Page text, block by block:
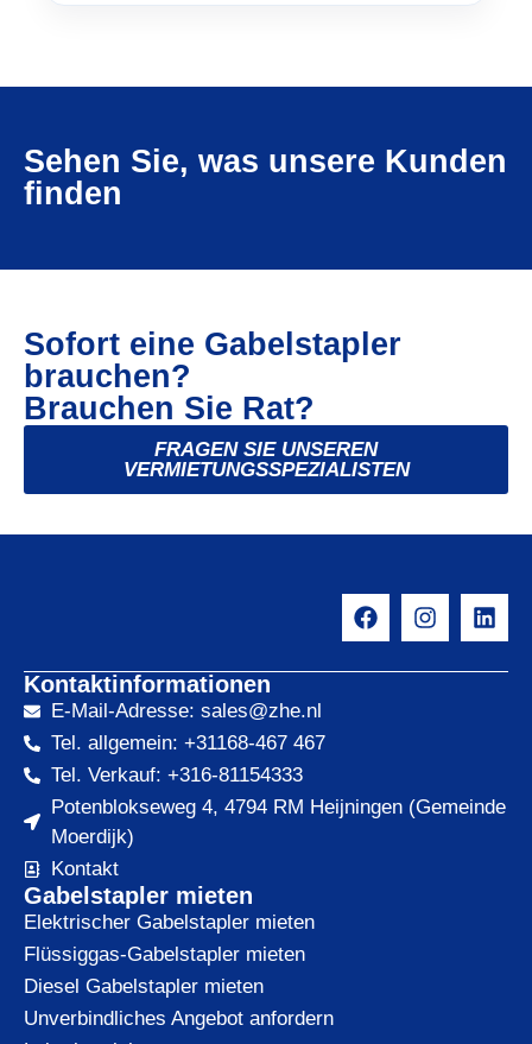
Sehen Sie, was unsere Kunden
finden
Sofort eine Gabelstapler
brauchen?
Brauchen Sie Rat?
FRAGEN SIE UNSEREN
VERMIETUNGSSPEZIALISTEN
Kontaktinformationen
E-Mail-Adresse: sales@zhe.nl
Tel. allgemein: +31168-467 467
Tel. Verkauf: +316-81154333
Potenblokseweg 4, 4794 RM Heijningen (Gemeinde
Moerdijk)
Kontakt
Gabelstapler mieten
Elektrischer Gabelstapler mieten
Flüssiggas-Gabelstapler mieten
Diesel Gabelstapler mieten
Unverbindliches Angebot anfordern